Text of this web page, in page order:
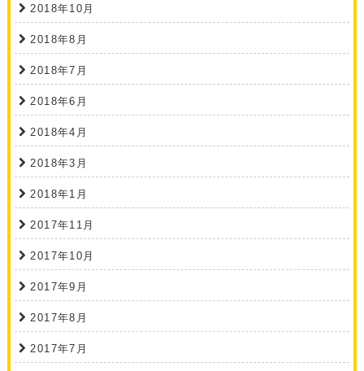
2018年10月
2018年8月
2018年7月
2018年6月
2018年4月
2018年3月
2018年1月
2017年11月
2017年10月
2017年9月
2017年8月
2017年7月